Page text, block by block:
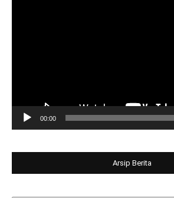
00:00
Arsip Berita
Arsip